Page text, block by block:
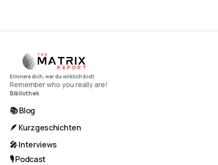
Remember who you really are!
Bibliothek
📚 Blog
🪶 Kurzgeschichten
🎤 Interviews
🎙️ Podcast